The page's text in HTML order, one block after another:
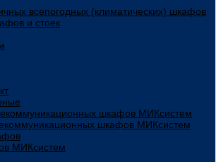
всепогодных (климатических) шкафов
и стоек
шкафов МИКсистем
шкафов МИКсистем
МИКсистем